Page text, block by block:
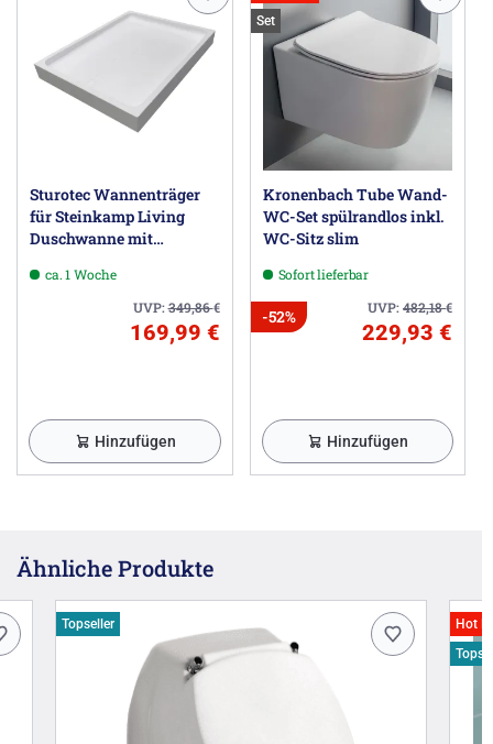
Sturotec Wannenträger
für Steinkamp Living
Duschwanne mit
superflach
ca. 1 Woche
UVP:349,86€
169,99 €
Hinzufügen
Set
Kronenbach Tube Wand-
WC-Set spülrandlos inkl.
WC-Sitz slim
Sofort lieferbar
UVP:482,18€
-52%
229,93 €
Hinzufügen
Ähnliche Produkte
Topseller
Hot